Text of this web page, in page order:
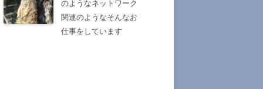
のようなネットワーク
関連のようなそんなお
仕事をしています